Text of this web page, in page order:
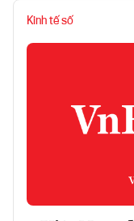
Kinh tế số